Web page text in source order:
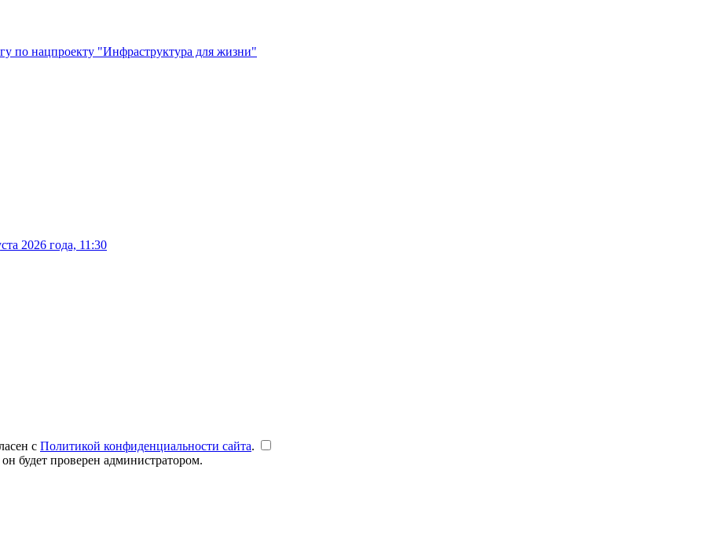
по нацпроекту "Инфраструктура для жизни"
2026 года, 11:30
с Политикой конфиденциальности сайта.
будет проверен администратором.